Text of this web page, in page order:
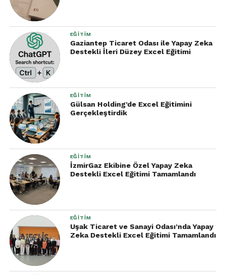
EĞITIM
Gaziantep Ticaret Odası ile Yapay Zeka
Destekli İleri Düzey Excel Eğitimi
EĞITIM
Gülsan Holding’de Excel Eğitimini
Gerçekleştirdik
EĞITIM
İzmirGaz Ekibine Özel Yapay Zeka
Destekli Excel Eğitimi Tamamlandı
EĞITIM
Uşak Ticaret ve Sanayi Odası’nda Yapay
Zeka Destekli Excel Eğitimi Tamamlandı